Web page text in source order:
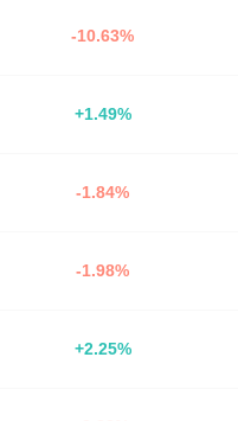
-10.63%
+1.49%
-1.84%
-1.98%
+2.25%